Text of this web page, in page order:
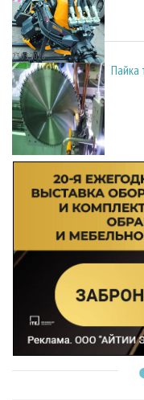
23.03.2026
Пайка